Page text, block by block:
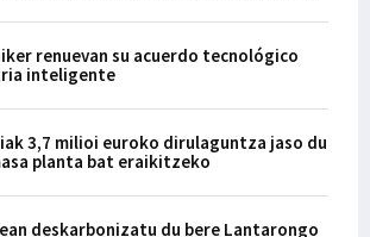
renuevan su acuerdo tecnológico
inteligente
3,7 milioi euroko dirulaguntza jaso du
planta bat eraikitzeko
deskarbonizatu du bere Lantarongo